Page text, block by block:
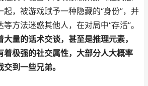
，被游戏赋予一种隐藏的“身份”，并
方法迷惑其他人，在对局中“存活”。
量的话术交谈，甚至是推理元素，
着极强的社交属性，大部分人大概率
到一些兄弟。